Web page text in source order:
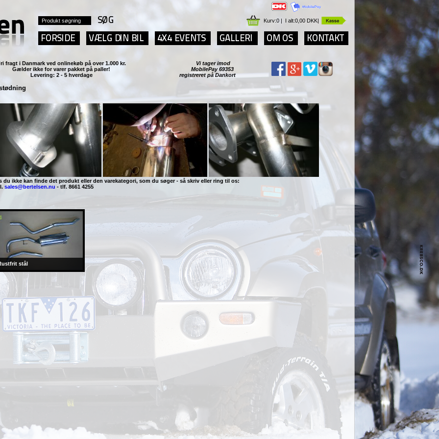
Kurv:0 | I alt:0,00 DKK|
fragt i Danmark ved onlinekøb på over 1.000 kr.
Gælder ikke for varer pakket på paller!
Levering: 2 - 5 hverdage
Vi tager imod
MobilePay69353
registreret på Dankort
du ikke kan finde det produkt eller den varekategori, som du søger - så skriv eller ring til os:
sales@bertelsen.nu - tlf. 8661 4255
stål